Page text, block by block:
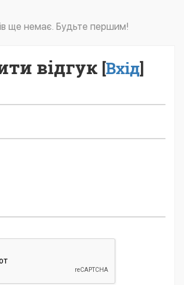
ще немає. Будьте першим!
відгук [Вхід]